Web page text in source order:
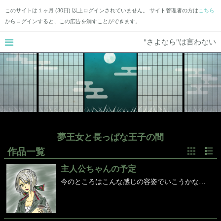
このサイトは１ヶ月 (30日) 以上ログインされていません。 サイト管理者の方は こちら
からログインすると、この広告を消すことができます。
"さよなら"は言わない
夢王女と長っぱな王子の間
作品一覧
主人公ちゃんの予定
今のところはこんな感じの容姿でいこうかなって思ってます。また銀髪女子です。